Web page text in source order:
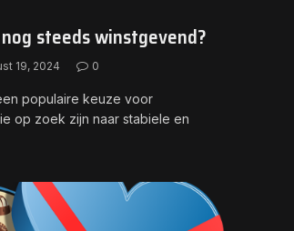
steeds winstgevend?
19, 2024 0
populaire keuze voor
op zoek zijn naar stabiele en